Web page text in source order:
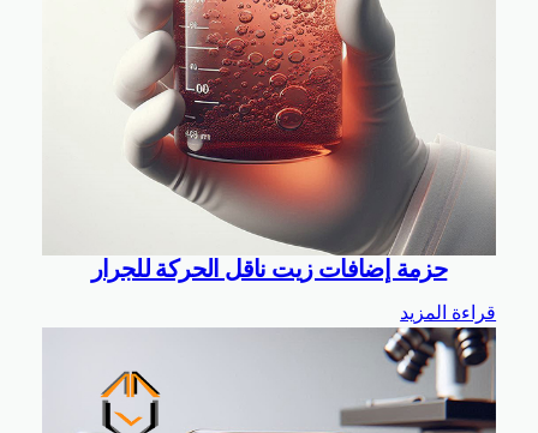
حزمة إضافات زيت ناقل الحركة للجرار
قراءة المزيد